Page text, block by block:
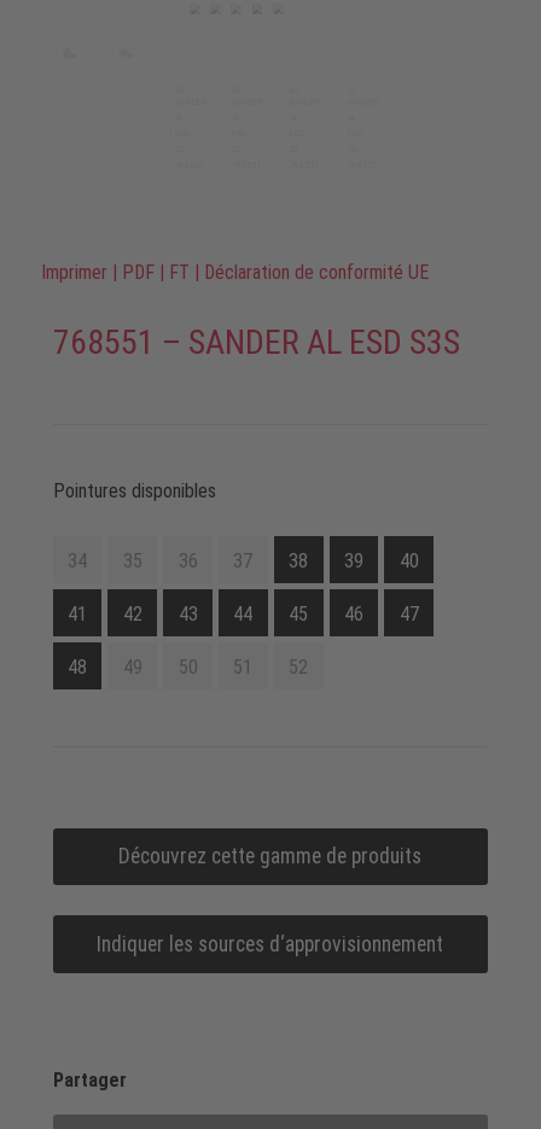
Imprimer | PDF | FT | Déclaration de conformité UE
768551 – SANDER AL ESD S3S
Pointures disponibles
34 35 36 37 38 39 40
41 42 43 44 45 46 47
48 49 50 51 52
Découvrez cette gamme de produits
Indiquer les sources d‘approvisionnement
Partager